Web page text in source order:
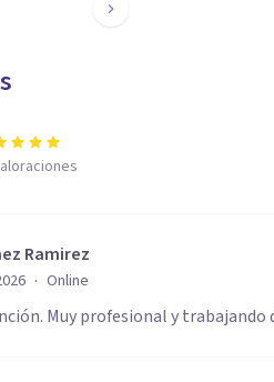
Ramirez
· Online
Muy profesional y